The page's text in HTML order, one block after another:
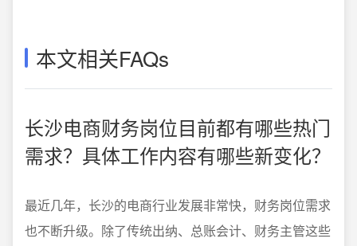
本文相关FAQs
长沙电商财务岗位目前都有哪些热门
需求？具体工作内容有哪些新变化？
最近几年，长沙的电商行业发展非常快，财务岗位需求
也不断升级。除了传统出纳、总账会计、财务主管这些